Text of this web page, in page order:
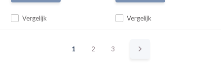
Vergelijk Vergelijk
1 2 3